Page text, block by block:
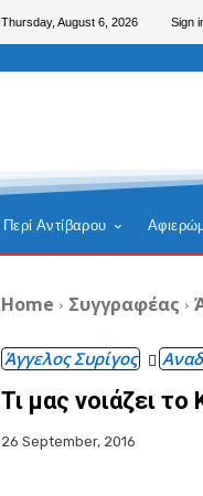
Thursday, August 6, 2026 Sign
Περί Αντίβαρου
Home Συγγραφέας
Άγγελος Συρίγος
Τι μας νοιάζει το
26 September, 2016